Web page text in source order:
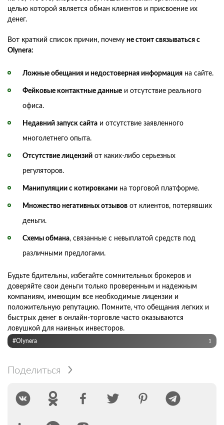
целью которой является обман клиентов и присвоение их
денег.
Вот краткий список причин, почему не стоит связываться с
Olynera:
Ложные обещания и недостоверная информация на сайте.
Фейковые контактные данные и отсутствие реального
офиса.
Недавний запуск сайта и отсутствие заявленного
многолетнего опыта.
Отсутствие лицензий от каких-либо серьезных
регуляторов.
Манипуляции с котировками на торговой платформе.
Множество негативных отзывов от клиентов, потерявших
деньги.
Схемы обмана, связанные с невыплатой средств под
различными предлогами.
Будьте бдительны, избегайте сомнительных брокеров и
доверяйте свои деньги только проверенным и надежным
компаниям, имеющим все необходимые лицензии и
положительную репутацию. Помните, что обещания легких и
быстрых денег в онлайн-торговле часто оказываются
ловушкой для наивных инвесторов.
#Olynera 1
Поделиться